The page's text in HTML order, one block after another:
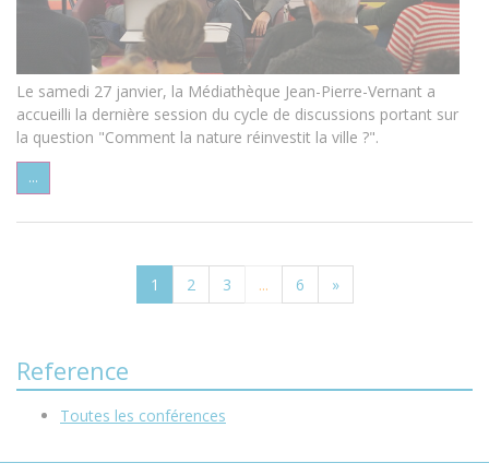
Le samedi 27 janvier, la Médiathèque Jean-Pierre-Vernant a
accueilli la dernière session du cycle de discussions portant sur
la question "Comment la nature réinvestit la ville ?".
...
1 2 3 ... 6 »
Reference
Toutes les conférences